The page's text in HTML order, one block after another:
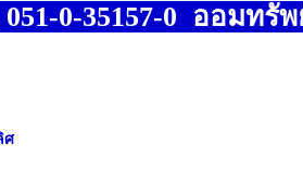
0-35157-0 ออมทรัพ